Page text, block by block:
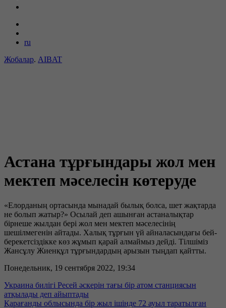
ru
Жобалар. AIBAT
Астана тұрғындары жол мен
мектеп мәселесін көтеруде
«Елорданың ортасында мынадай былық болса, шет жақтарда
не болып жатыр?» Осылай деп ашынған астаналықтар
бірнеше жылдан бері жол мен мектеп мәселесінің
шешілмегенін айтады. Халық тұрғын үй айналасындағы бей-
берекетсіздікке көз жұмып қарай алмаймыз дейді. Тілшіміз
Жансұлу Жиенқұл тұрғындардың арызын тыңдап қайтты.
Понедельник, 19 сентября 2022, 19:34
Украина билігі Ресей әскерін тағы бір атом станциясын
атқылады деп айыптады
Қарағанды облысында бір жыл ішінде 72 ауыл таратылған